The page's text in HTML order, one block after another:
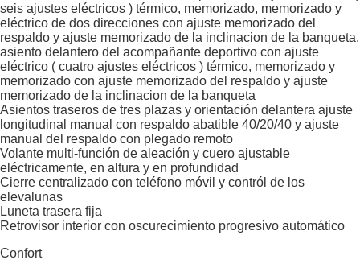
seis ajustes eléctricos ) térmico, memorizado, memorizado y
eléctrico de dos direcciones con ajuste memorizado del
respaldo y ajuste memorizado de la inclinacion de la banqueta,
asiento delantero del acompañante deportivo con ajuste
eléctrico ( cuatro ajustes eléctricos ) térmico, memorizado y
memorizado con ajuste memorizado del respaldo y ajuste
memorizado de la inclinacion de la banqueta
Asientos traseros de tres plazas y orientación delantera ajuste
longitudinal manual con respaldo abatible 40/20/40 y ajuste
manual del respaldo con plegado remoto
Volante multi-función de aleación y cuero ajustable
eléctricamente, en altura y en profundidad
Cierre centralizado con teléfono móvil y contról de los
elevalunas
Luneta trasera fija
Retrovisor interior con oscurecimiento progresivo automático
Confort